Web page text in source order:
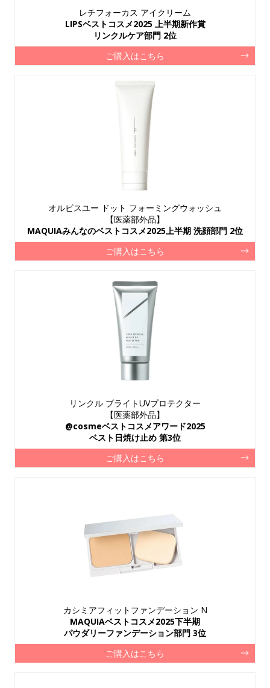
レチフォーカス アイクリーム
LIPSベストコスメ2025 上半期新作賞
リンクルケア部門 2位
ご購入はこちら
オルビスユー ドット フォーミングウォッシュ
【医薬部外品】
MAQUIAみんなのベストコスメ2025上半期 洗顔部門 2位
ご購入はこちら
リンクル ブライトUVプロテクター
【医薬部外品】
@cosmeベストコスメアワード2025
ベスト日焼け止め 第3位
ご購入はこちら
カシミアフィットファンデーション N
MAQUIAベストコスメ2025下半期
パウダリーファンデーション部門 3位
ご購入はこちら